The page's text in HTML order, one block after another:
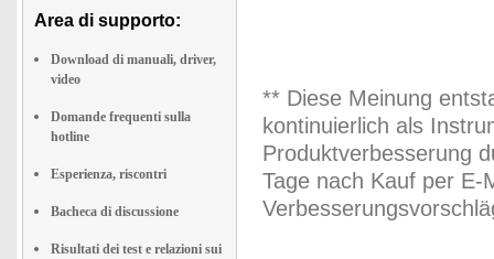
Area di supporto:
Download di manuali, driver,
video
Domande frequenti sulla
hotline
Esperienza, riscontri
Bacheca di discussione
Risultati dei test e relazioni sui
** Diese Meinung
kontinuierlich als
Produktverbesserung
Tage nach Kauf per E-